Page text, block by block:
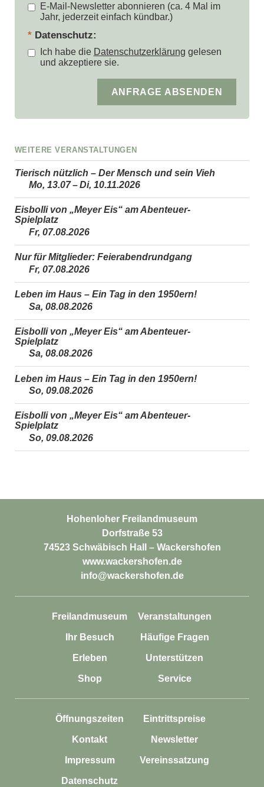
E-Mail-Newsletter abonnieren (ca. 4 Mal im
Jahr, jederzeit einfach kündbar.)
Datenschutz
Ich habe die Datenschutzerklärung gelesen
und akzeptiere sie.
Anfrage absenden
Weitere Veranstaltungen
Tierisch nützlich – Der Mensch und sein Vieh
Mo, 13.07 – Di, 10.11.2026
Eisbolli von „Meyer Eis“ am Abenteuer-
Spielplatz
Fr, 07.08.2026
Nur für Mitglieder: Feierabendrundgang
Fr, 07.08.2026
Leben im Haus – Ein Tag in den 1950ern!
Sa, 08.08.2026
Eisbolli von „Meyer Eis“ am Abenteuer-
Spielplatz
Sa, 08.08.2026
Leben im Haus – Ein Tag in den 1950ern!
So, 09.08.2026
Eisbolli von „Meyer Eis“ am Abenteuer-
Spielplatz
So, 09.08.2026
Hohenloher Freilandmuseum
Dorfstraße 53
74523 Schwäbisch Hall – Wackershofen
www.wackershofen.de
info@wackershofen.de
Freilandmuseum Veranstaltungen
Ihr Besuch Häufige Fragen
Erleben Unterstützen
Shop Service
Öffnungszeiten Eintrittspreise
Kontakt Newsletter
Impressum Vereinssatzung
Datenschutz